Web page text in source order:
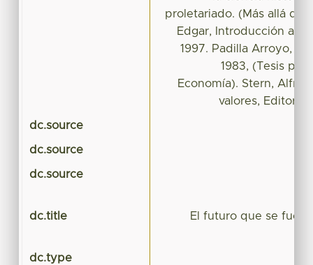
proletariado. (Más allá del
Edgar, Introducción al
1997. Padilla Arroyo,
1983, (Tesis
Economía). Stern,
valores, Editorial
dc.source
dc.source
dc.source
dc.title El futuro que se fue,
dc.type